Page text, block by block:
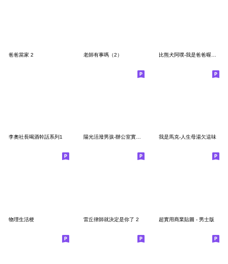
爸爸當家 2 老師有事嗎（2）
李奧社長喝酒幹話系列1 陽光活潑男孩-辦公室實用篇 我是馬克-人生母湯欠這味
物理生活梗 雷丘律師就決定是你了 2 超實用商業貼圖 - 男士版